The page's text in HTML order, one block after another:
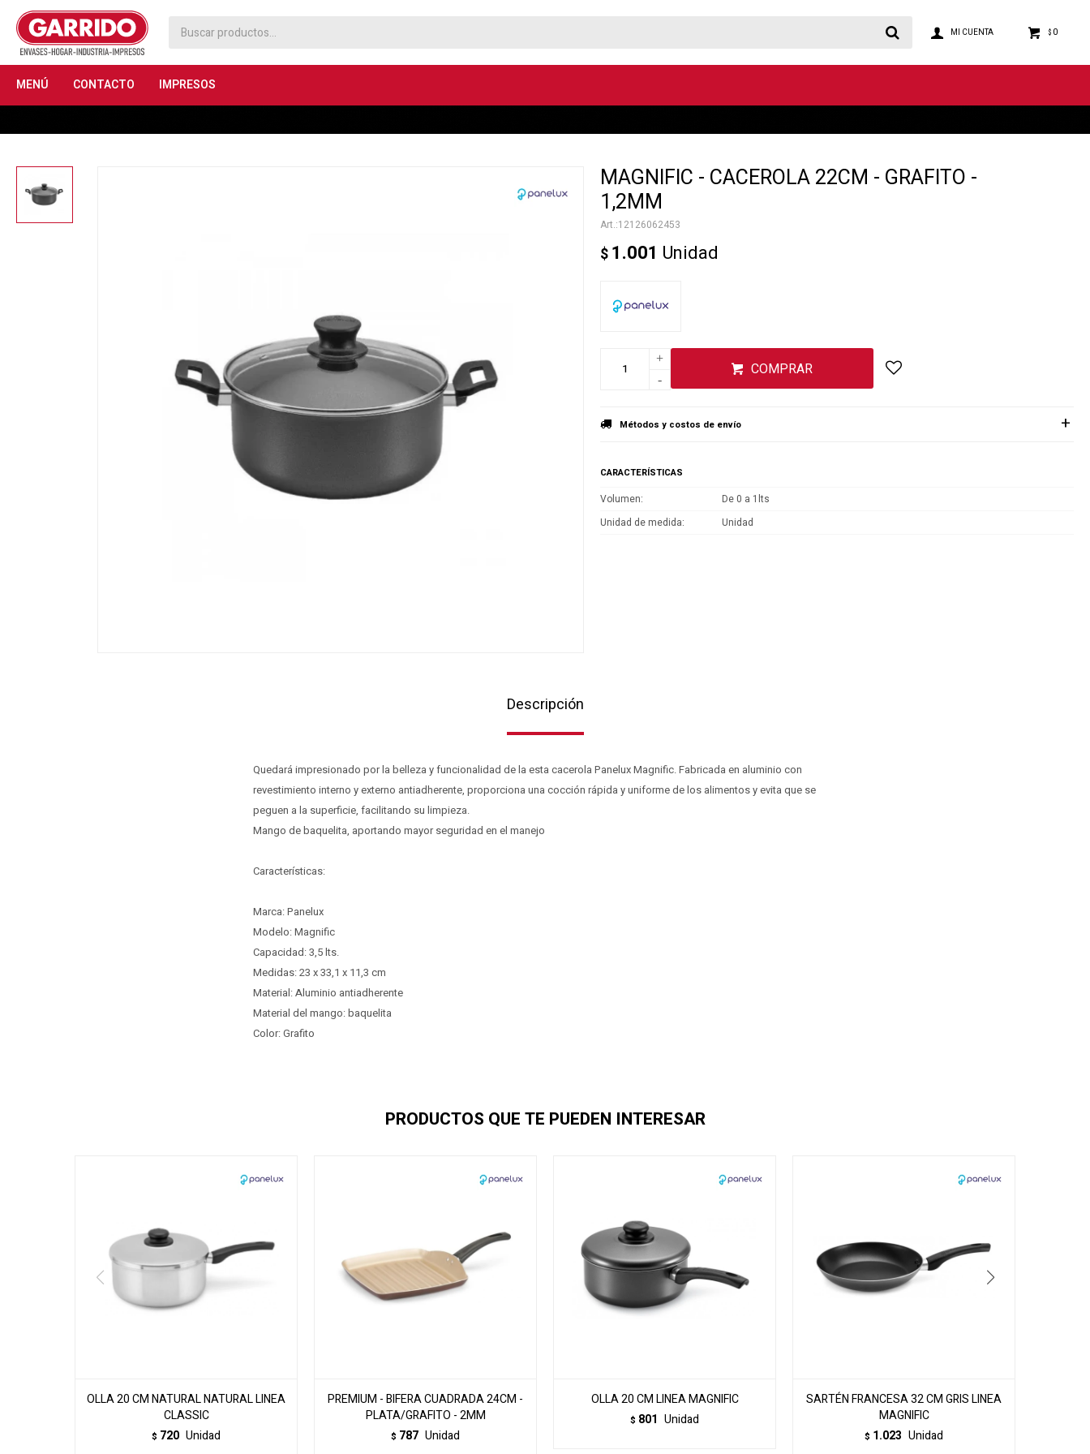
MENÚ CONTACTO IMPRESOS
$ 0
MAGNIFIC - CACEROLA 22CM - GRAFITO -
1,2MM
12126062453
$ 1.001 Unidad
+
-
COMPRAR
Métodos y costos de envío
CARACTERÍSTICAS
Volumen
De 0 a 1lts
Unidad de medida
Unidad
Descripción
Quedará impresionado por la belleza y funcionalidad de la esta cacerola Panelux Magnific. Fabricada en aluminio con
revestimiento interno y externo antiadherente, proporciona una cocción rápida y uniforme de los alimentos y evita que se
peguen a la superficie, facilitando su limpieza.
Mango de baquelita, aportando mayor seguridad en el manejo
Características:
Marca: Panelux
Modelo: Magnific
Capacidad: 3,5 lts.
Medidas: ‎23 x 33,1 x 11,3 cm
Material: Aluminio antiadherente
Material del mango: baquelita
Color: Grafito
PRODUCTOS QUE TE PUEDEN INTERESAR
OLLA 20 CM NATURAL NATURAL LINEA
CLASSIC
$ 720 Unidad
PREMIUM - BIFERA CUADRADA 24CM -
PLATA/GRAFITO - 2MM
$ 787 Unidad
OLLA 20 CM LINEA MAGNIFIC
$ 801 Unidad
SARTÉN FRANCESA 32 CM GRIS LINEA
MAGNIFIC
$ 1.023 Unidad